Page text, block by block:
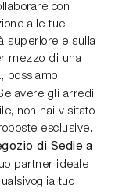
con
alle tue
superiore e sulla
mezzo di una
possiamo
avere gli arredi
non hai visitato
esclusive.
di Sedie a
partner ideale
tuo